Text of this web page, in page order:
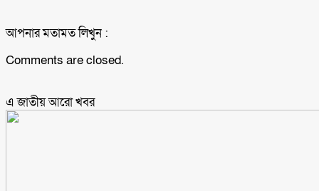
আপনার মতামত লিখুন :
Comments are closed.
এ জাতীয় আরো ‍খবর